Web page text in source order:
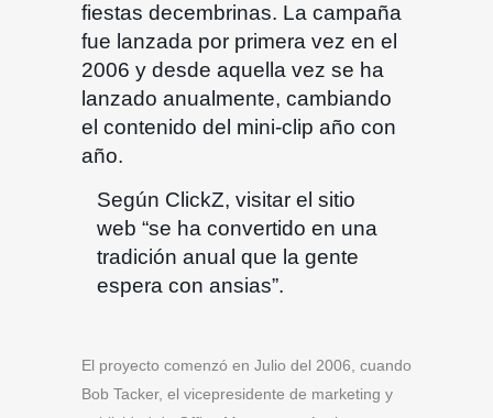
fiestas decembrinas. La campaña
fue lanzada por primera vez en el
2006 y desde aquella vez se ha
lanzado anualmente, cambiando
el contenido del mini-clip año con
año.
Según ClickZ, visitar el sitio
web “se ha convertido en una
tradición anual que la gente
espera con ansias”.
El proyecto comenzó en Julio del 2006, cuando
Bob Tacker, el vicepresidente de marketing y